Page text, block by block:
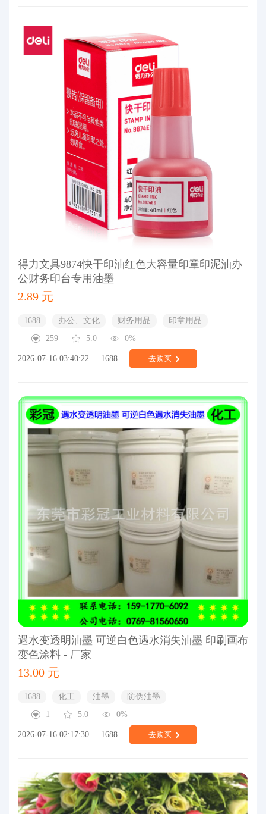
得力文具9874快干印油红色大容量印章印泥油办
公财务印台专用油墨
2.89 元
1688 办公、文化 财务用品
印章用品
259
5.0 0%
2026-07-16 03:40:22 1688 去购买
遇水变透明油墨 可逆白色遇水消失油墨 印刷画布
变色涂料 - 厂家
13.00 元
1688 化工 油墨
防伪油墨
1
5.0 0%
2026-07-16 02:17:30 1688 去购买